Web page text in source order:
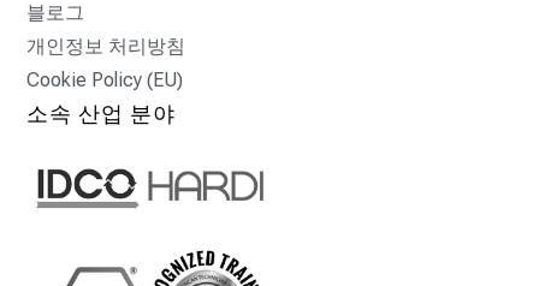
블로그
개인정보 처리방침
Cookie Policy (EU)
소속 산업 분야